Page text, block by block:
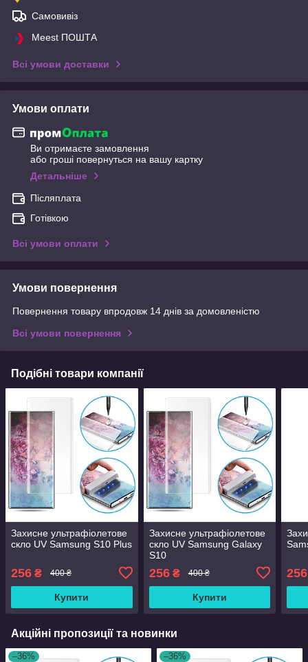
Самовивіз
Meest ПОШТА
Всі умови доставки
Умови оплати
Ви отримаєте замовлення
або гроші повернуться на вашу картку
Детальніше
Післяплата
Готівкою
Всі умови оплати
Умови повернення
Повернення товару впродовж 14 днів за домовленістю
Всі умови повернення
Подібні товари компанії
Захисне ультрафіолетове
скло UV Samsung S10 Plus
256 ₴ 400 ₴
Купити
Захисне ультрафіолетове
скло UV Samsung Galaxy
S10
256₴ 400 ₴
Купити
256
Акційні пропозиції та новинки
–36% –36%